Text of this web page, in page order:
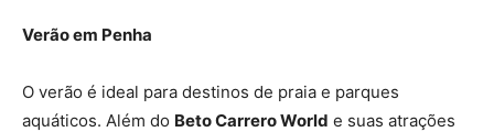
Verão em Penha
O verão é ideal para destinos de praia e parques
aquáticos. Além do Beto Carrero World e suas atrações